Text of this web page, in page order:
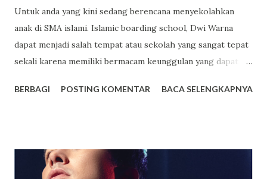
Untuk anda yang kini sedang berencana menyekolahkan
anak di SMA islami. Islamic boarding school, Dwi Warna
dapat menjadi salah tempat atau sekolah yang sangat tepat
sekali karena memiliki bermacam keunggulan yang dapat
sekolah anak. Dwi Warna sendiri ialah sekolah yang
yang sekolah di tempat tersebut. Bagi yang berencana
BERBAGI POSTING KOMENTAR BACA SELENGKAPNYA